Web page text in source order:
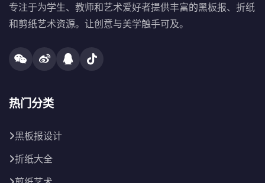
专注于为学生、教师和艺术爱好者提供丰富的黑板报、折纸
和剪纸艺术资源。让创意与美学触手可及。
热门分类
黑板报设计
折纸大全